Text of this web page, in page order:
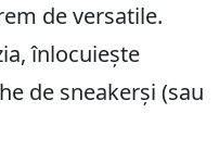
de versatile.
înlocuiește
de sneakerși (sau